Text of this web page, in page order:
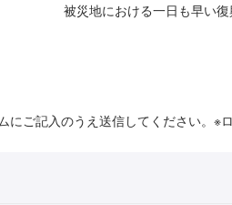
被災地における一日も早い
にご記入のうえ送信してください。※